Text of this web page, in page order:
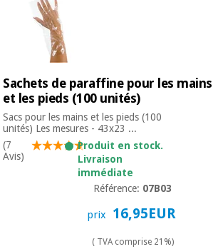
Sachets de paraffine pour les mains
et les pieds (100 unités)
Sacs pour les mains et les pieds (100
unités) Les mesures - 43x23 ...
(7
Avis)
Produit en stock.
Livraison
immédiate
Référence: 07B03
prix 16,95EUR
( TVA comprise 21%)